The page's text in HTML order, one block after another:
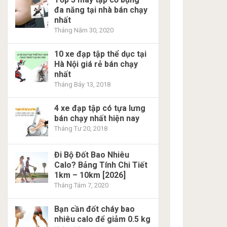
đa năng tại nhà bán chạy
nhất
Tháng Năm 30, 2020
10 xe đạp tập thể dục tại
Hà Nội giá rẻ bán chạy
nhất
Tháng Bảy 13, 2018
4 xe đạp tập có tựa lưng
bán chạy nhất hiện nay
Tháng Tư 20, 2018
Đi Bộ Đốt Bao Nhiêu
Calo? Bảng Tính Chi Tiết
1km – 10km [2026]
Tháng Tám 7, 2020
Bạn cần đốt cháy bao
nhiêu calo để giảm 0.5 kg